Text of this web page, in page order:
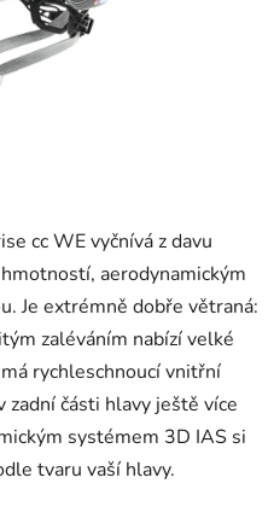
cc WE vyčnívá z davu
aerodynamickým
Je extrémně dobře větraná:
zaléváním nabízí velké
rychleschnoucí vnitřní
části hlavy ještě více
systémem 3D IAS si
tvaru vaší hlavy.